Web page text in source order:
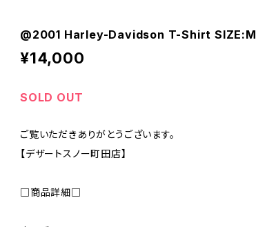
@2001 Harley-Davidson T-Shirt SIZE:M
¥14,000
SOLD OUT
ご覧いただきありがとうございます。
【デザートスノー町田店】
□商品詳細□